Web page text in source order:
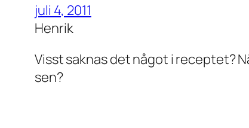
juli 4, 2011
Henrik
Visst saknas det något i receptet?
sen?